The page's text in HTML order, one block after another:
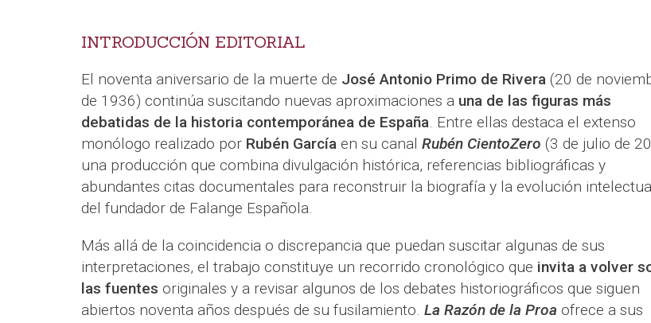
INTRODUCCIÓN EDITORIAL
El noventa aniversario de la muerte de José Antonio Primo de Rivera (20 de
de 1936) continúa suscitando nuevas aproximaciones a una de las figuras más
debatidas de la historia contemporánea de España. Entre ellas destaca el extenso
monólogo realizado por Rubén García en su canal Rubén CientoZero (3 de julio de
una producción que combina divulgación histórica, referencias bibliográficas y
abundantes citas documentales para reconstruir la biografía y la evolución
del fundador de Falange Española.
Más allá de la coincidencia o discrepancia que puedan suscitar algunas de sus
interpretaciones, el trabajo constituye un recorrido cronológico que invita a volver
las fuentes originales y a revisar algunos de los debates historiográficos que siguen
abiertos noventa años después de su fusilamiento. La Razón de la Proa ofrece a sus